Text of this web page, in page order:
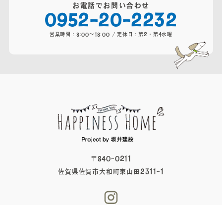
お電話でお問い合わせ
0952-20-2232
営業時間：8:00～18:00 / 定休日：第2・第4水曜
〒840-0211
佐賀県佐賀市大和町東山田2311-1